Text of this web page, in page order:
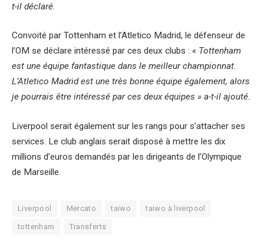
t-il déclaré.
Convoité par Tottenham et l’Atletico Madrid, le défenseur de
l’OM se déclare intéressé par ces deux clubs : « Tottenham
est une équipe fantastique dans le meilleur championnat.
L’Atletico Madrid est une très bonne équipe également, alors
je pourrais être intéressé par ces deux équipes » a-t-il ajouté.
Liverpool serait également sur les rangs pour s’attacher ses
services. Le club anglais serait disposé à mettre les dix
millions d’euros demandés par les dirigeants de l’Olympique
de Marseille.
Liverpool Mercato taiwo taiwo à liverpool
tottenham Transferts